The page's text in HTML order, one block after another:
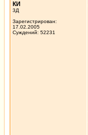
КИ
3Д
Зарегистрирован:
17.02.2005
Суждений: 52231